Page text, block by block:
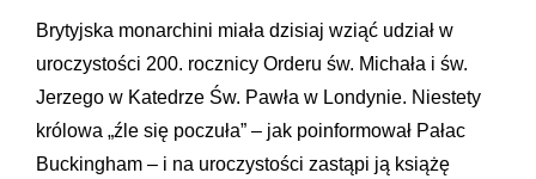
Brytyjska monarchini miała dzisiaj wziąć udział w
uroczystości 200. rocznicy Orderu św. Michała i św.
Jerzego w Katedrze Św. Pawła w Londynie. Niestety
królowa „źle się poczuła” – jak poinformował Pałac
Buckingham – i na uroczystości zastąpi ją książę